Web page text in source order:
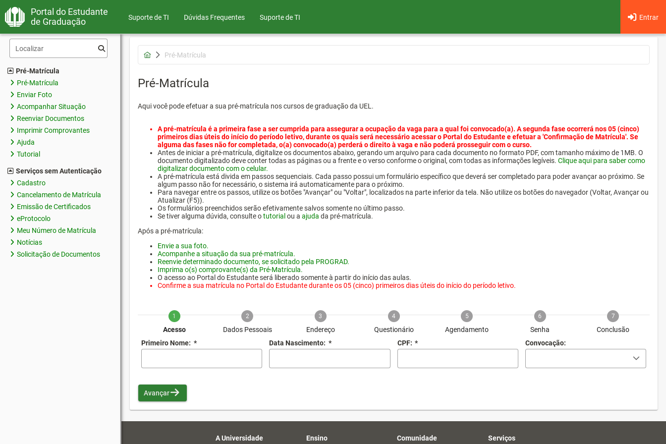
Portal do Estudante
de Graduação
Suporte de TI Dúvidas Frequentes Entrar
Suporte de TI
Pré-Matrícula
Pré-Matrícula
Enviar Foto
Acompanhar Situação
Reenviar Documentos
Imprimir Comprovantes
Ajuda
Tutorial
Serviços sem Autenticação
Cadastro
Cancelamento de Matrícula
Emissão de Certificados
eProtocolo
Meu Número de Matrícula
Notícias
Solicitação de Documentos
Pré-Matrícula
Pré-Matrícula
Aqui você pode efetuar a sua pré-matrícula nos cursos de graduação da UEL.
A pré-matrícula é a primeira fase a ser cumprida para assegurar a ocupação da vaga para a qual foi convocado(a). A segunda fase ocorrerá nos 05 (cinco)
primeiros dias úteis do início do período letivo, durante os quais será necessário acessar o Portal do Estudante e efetuar a 'Confirmação de Matrícula'. Se
alguma das fases não for completada, o(a) convocado(a) perderá o direito à vaga e não poderá prosseguir com o curso.
Antes de iniciar a pré-matrícula, digitalize os documentos abaixo, gerando um arquivo para cada documento no formato PDF, com tamanho máximo de 1MB. O
documento digitalizado deve conter todas as páginas ou a frente e o verso conforme o original, com todas as informações legíveis. Clique aqui para saber como
digitalizar documento com o celular.
A pré-matrícula está divida em passos sequenciais. Cada passo possui um formulário específico que deverá ser completado para poder avançar ao próximo. Se
algum passo não for necessário, o sistema irá automaticamente para o próximo.
Para navegar entre os passos, utilize os botões "Avançar" ou "Voltar", localizados na parte inferior da tela. Não utilize os botões do navegador (Voltar, Avançar ou
Atualizar (F5)).
Os formulários preenchidos serão efetivamente salvos somente no último passo.
Se tiver alguma dúvida, consulte otutorial ou a ajuda da pré-matrícula.
Após a pré-matrícula:
Envie a sua foto.
Acompanhe a situação da sua pré-matrícula.
Reenvie determinado documento, se solicitado pela PROGRAD.
Imprima o(s) comprovante(s) da Pré-Matrícula.
O acesso ao Portal do Estudante será liberado somente à partir do início das aulas.
Confirme a sua matrícula no Portal do Estudante durante os 05 (cinco) primeiros dias úteis do início do período letivo.
1
Acesso
2
Dados Pessoais
3
Endereço
4
Questionário
5
Agendamento
6
Senha
7
Conclusão
Primeiro Nome: * Data Nascimento: * CPF: * Convocação:
Avançar
A Universidade Ensino Comunidade Serviços